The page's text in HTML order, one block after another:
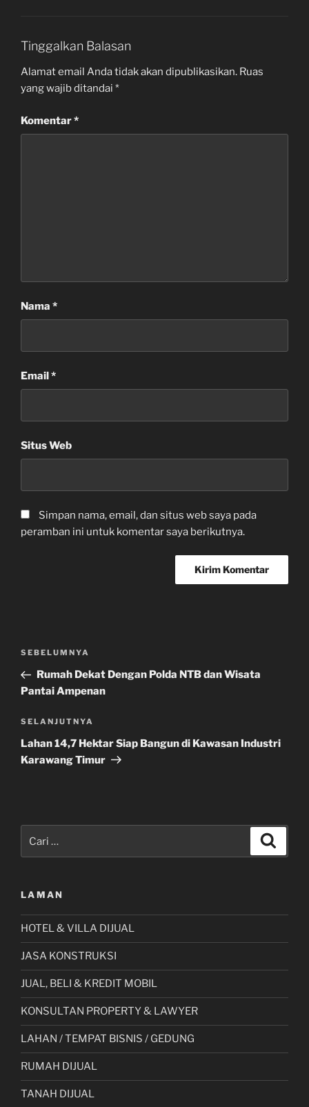
Tinggalkan Balasan
Alamat email Anda tidak akan dipublikasikan. Ruas
yang wajib ditandai *
Komentar*
Nama *
Email*
Situs Web
Simpan nama, email, dan situs web saya pada
peramban ini untuk komentar saya berikutnya.
Navigasi
Pos
Sebelumnya
SEBELUMNYA
Rumah Dekat Dengan Polda NTB dan Wisata
Pantai Ampenan
Pos
Selanjutnya
SELANJUTNYA
Lahan 14,7 Hektar Siap Bangun di Kawasan Industri
Karawang Timur
untuk:
LAMAN
HOTEL & VILLA DIJUAL
JASA KONSTRUKSI
JUAL, BELI & KREDIT MOBIL
KONSULTAN PROPERTY & LAWYER
LAHAN / TEMPAT BISNIS / GEDUNG
RUMAH DIJUAL
TANAH DIJUAL